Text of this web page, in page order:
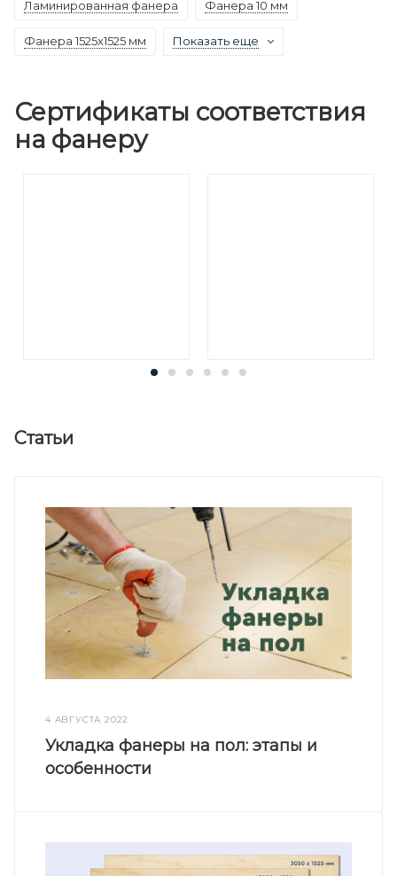
Ламинированная фанера Фанера 10 мм
Фанера 1525х1525 мм Показать еще
Сертификаты соответствия
на фанеру
Статьи
4 АВГУСТА 2022
Укладка фанеры на пол: этапы и
особенности